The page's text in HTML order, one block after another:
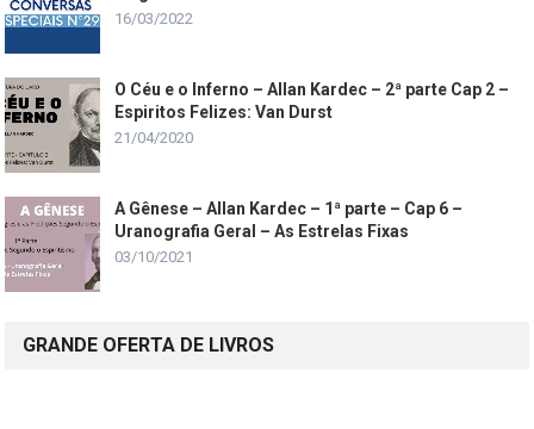
16/03/2022
O Céu e o Inferno – Allan Kardec – 2ª parte Cap 2 –
Espiritos Felizes: Van Durst
21/04/2020
A Gênese – Allan Kardec – 1ª parte – Cap 6 –
Uranografia Geral – As Estrelas Fixas
03/10/2021
GRANDE OFERTA DE LIVROS